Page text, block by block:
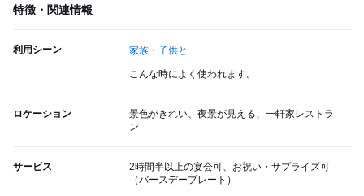
特徴・関連情報
利用シーン 家族・子供と
こんな時によく使われます。
ロケーション
景色がきれい、夜景が見える、一軒家レストラ
ン
サービス
2時間半以上の宴会可、お祝い・サプライズ可
（バースデープレート）